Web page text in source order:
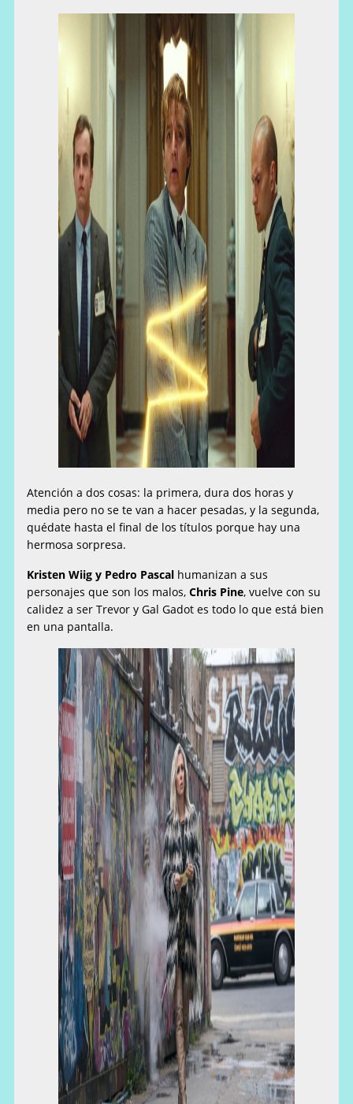
Atención a dos cosas: la primera, dura dos horas y
media pero no se te van a hacer pesadas, y la segunda,
quédate hasta el final de los títulos porque hay una
hermosa sorpresa.
Kristen Wiig y Pedro Pascal humanizan a sus
personajes que son los malos,Chris Pine, vuelve con su
calidez a ser Trevor y Gal Gadot es todo lo que está bien
en una pantalla.